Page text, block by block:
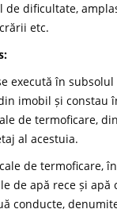
de dificultate,
etc.
execută în
imobil și constau
de termoficare,
al acestuia.
de termoficare,
de apă rece și apă
conducte,